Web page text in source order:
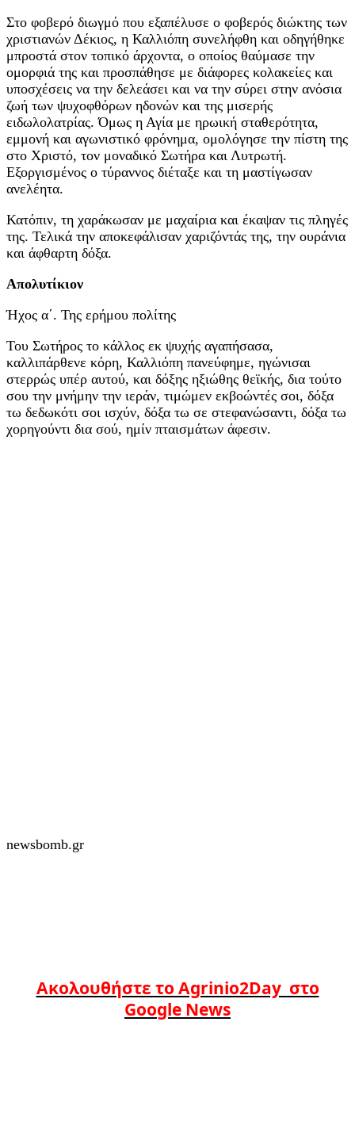
Στο φοβερό διωγμό που εξαπέλυσε ο φοβερός διώκτης των
χριστιανών Δέκιος, η Καλλιόπη συνελήφθη και οδηγήθηκε
μπροστά στον τοπικό άρχοντα, ο οποίος θαύμασε την
ομορφιά της και προσπάθησε με διάφορες κολακείες και
υποσχέσεις να την δελεάσει και να την σύρει στην ανόσια
ζωή των ψυχοφθόρων ηδονών και της μισερής
ειδωλολατρίας. Όμως η Αγία με ηρωική σταθερότητα,
εμμονή και αγωνιστικό φρόνημα, ομολόγησε την πίστη της
στο Χριστό, τον μοναδικό Σωτήρα και Λυτρωτή.
Εξοργισμένος ο τύραννος διέταξε και τη μαστίγωσαν
ανελέητα.
Κατόπιν, τη χαράκωσαν με μαχαίρια και έκαψαν τις πληγές
της. Τελικά την αποκεφάλισαν χαριζόντάς της, την ουράνια
και άφθαρτη δόξα.
Απολυτίκιον
Ήχος α΄. Της ερήμου πολίτης
Του Σωτήρος το κάλλος εκ ψυχής αγαπήσασα,
καλλιπάρθενε κόρη, Καλλιόπη πανεύφημε, ηγώνισαι
στερρώς υπέρ αυτού, και δόξης ηξιώθης θεϊκής, δια τούτο
σου την μνήμην την ιεράν, τιμώμεν εκβοώντές σοι, δόξα
τω δεδωκότι σοι ισχύν, δόξα τω σε στεφανώσαντι, δόξα τω
χορηγούντι δια σού, ημίν πταισμάτων άφεσιν.
newsbomb.gr
Ακολουθήστε το Agrinio2Day στο
Google News